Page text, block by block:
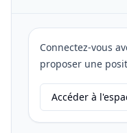
Connectez-vous
proposer une
Accéder à